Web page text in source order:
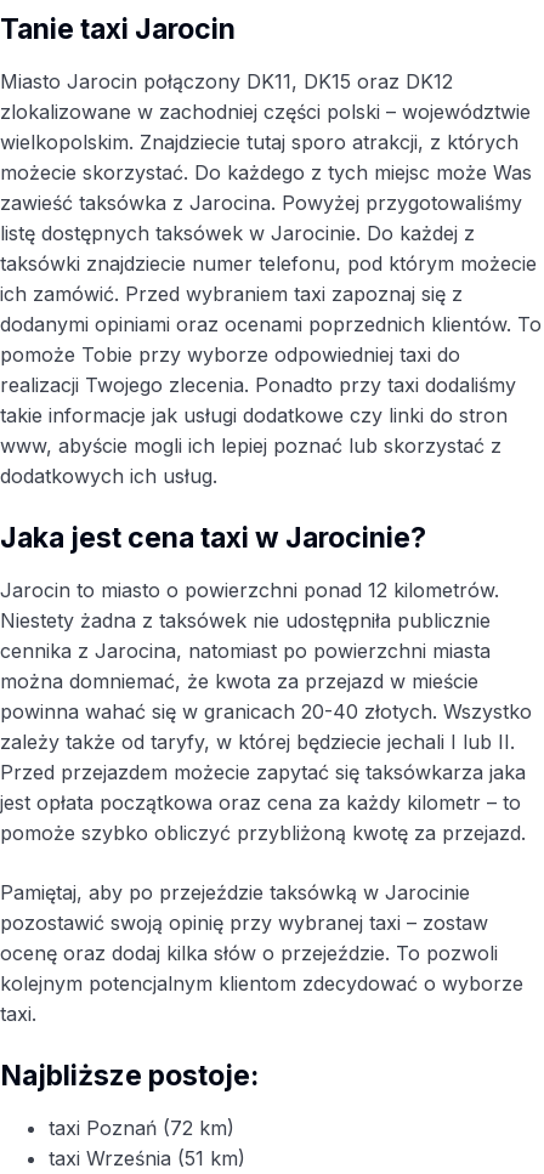
Tanie taxi Jarocin
Miasto Jarocin połączony DK11, DK15 oraz DK12
zlokalizowane w zachodniej części polski – województwie
wielkopolskim. Znajdziecie tutaj sporo atrakcji, z których
możecie skorzystać. Do każdego z tych miejsc może Was
zawieść taksówka z Jarocina. Powyżej przygotowaliśmy
listę dostępnych taksówek w Jarocinie. Do każdej z
taksówki znajdziecie numer telefonu, pod którym możecie
ich zamówić. Przed wybraniem taxi zapoznaj się z
dodanymi opiniami oraz ocenami poprzednich klientów. To
pomoże Tobie przy wyborze odpowiedniej taxi do
realizacji Twojego zlecenia. Ponadto przy taxi dodaliśmy
takie informacje jak usługi dodatkowe czy linki do stron
www, abyście mogli ich lepiej poznać lub skorzystać z
dodatkowych ich usług.
Jaka jest cena taxi w Jarocinie?
Jarocin to miasto o powierzchni ponad 12 kilometrów.
Niestety żadna z taksówek nie udostępniła publicznie
cennika z Jarocina, natomiast po powierzchni miasta
można domniemać, że kwota za przejazd w mieście
powinna wahać się w granicach 20-40 złotych. Wszystko
zależy także od taryfy, w której będziecie jechali I lub II.
Przed przejazdem możecie zapytać się taksówkarza jaka
jest opłata początkowa oraz cena za każdy kilometr – to
pomoże szybko obliczyć przybliżoną kwotę za przejazd.
Pamiętaj, aby po przejeździe taksówką w Jarocinie
pozostawić swoją opinię przy wybranej taxi – zostaw
ocenę oraz dodaj kilka słów o przejeździe. To pozwoli
kolejnym potencjalnym klientom zdecydować o wyborze
taxi.
Najbliższe postoje:
taxi Poznań (72 km)
taxi Września (51 km)